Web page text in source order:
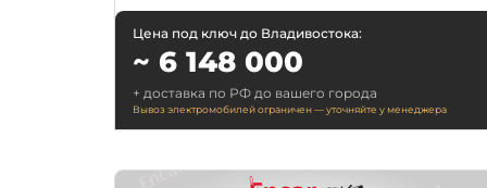
Цена под ключ до Владивостока:
~ 6 148 000
+ доставка по РФ до вашего города
Вывоз электромобилей ограничен — уточняйте у менеджера